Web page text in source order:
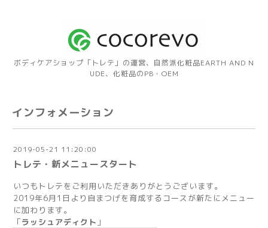
ボディケアショップ「トレテ」の運営、自然派化粧品EARTH AND N
UDE、化粧品のPB・OEM
インフォメーション
2019-05-21 11:20:00
トレテ・新メニュースタート
いつもトレテをご利用いただきありがとうございます。
2019年6月1日より自まつげを育成するコースが新たにメニュー
に加わります。
「ラッシュアディクト 」